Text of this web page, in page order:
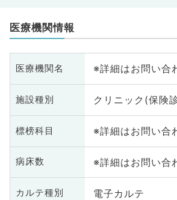
医療機関情報
医療機関名 ※詳細はお問い合
施設種別 クリニック(保険
標榜科目 ※詳細はお問い合
病床数 ※詳細はお問い合
カルテ種別 電子カルテ